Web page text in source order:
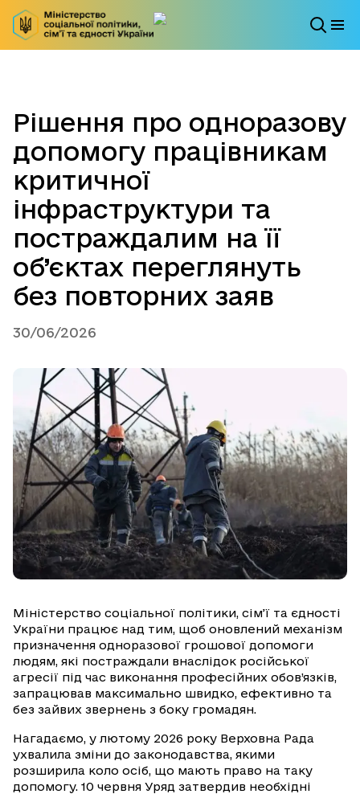
Рішення про одноразову
допомогу працівникам
критичної
інфраструктури та
постраждалим на її
об’єктах переглянуть
без повторних заяв
30/06/2026
Міністерство соціальної політики, сім’ї та єдності
України працює над тим, щоб оновлений механізм
призначення одноразової грошової допомоги
людям, які постраждали внаслідок російської
агресії під час виконання професійних обов’язків,
запрацював максимально швидко, ефективно та
без зайвих звернень з боку громадян.
Нагадаємо, у лютому 2026 року Верховна Рада
ухвалила зміни до законодавства, якими
розширила коло осіб, що мають право на таку
допомогу. 10 червня Уряд затвердив необхідні